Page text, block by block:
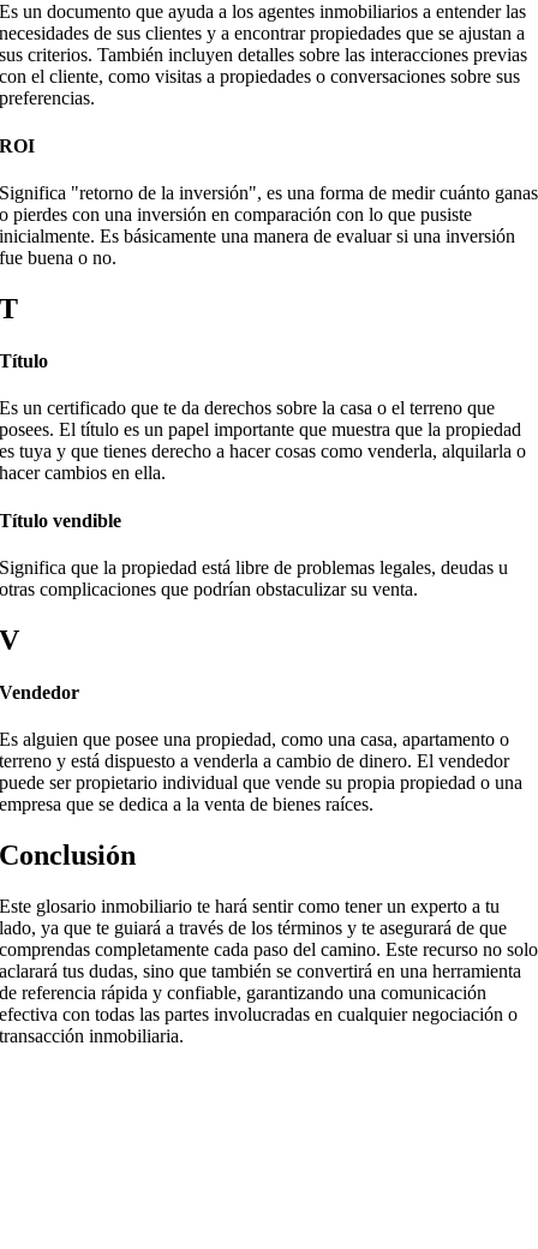
Es un documento que ayuda a los agentes inmobiliarios a entender las
necesidades de sus clientes y a encontrar propiedades que se ajustan a
sus criterios. También incluyen detalles sobre las interacciones previas
con el cliente, como visitas a propiedades o conversaciones sobre sus
preferencias.
ROI
Significa "retorno de la inversión", es una forma de medir cuánto ganas
o pierdes con una inversión en comparación con lo que pusiste
inicialmente. Es básicamente una manera de evaluar si una inversión
fue buena o no.
T
Título
Es un certificado que te da derechos sobre la casa o el terreno que
posees. El título es un papel importante que muestra que la propiedad
es tuya y que tienes derecho a hacer cosas como venderla, alquilarla o
hacer cambios en ella.
Título vendible
Significa que la propiedad está libre de problemas legales, deudas u
otras complicaciones que podrían obstaculizar su venta.
V
Vendedor
Es alguien que posee una propiedad, como una casa, apartamento o
terreno y está dispuesto a venderla a cambio de dinero. El vendedor
puede ser propietario individual que vende su propia propiedad o una
empresa que se dedica a la venta de bienes raíces.
Conclusión
Este glosario inmobiliario te hará sentir como tener un experto a tu
lado, ya que te guiará a través de los términos y te asegurará de que
comprendas completamente cada paso del camino. Este recurso no solo
aclarará tus dudas, sino que también se convertirá en una herramienta
de referencia rápida y confiable, garantizando una comunicación
efectiva con todas las partes involucradas en cualquier negociación o
transacción inmobiliaria.